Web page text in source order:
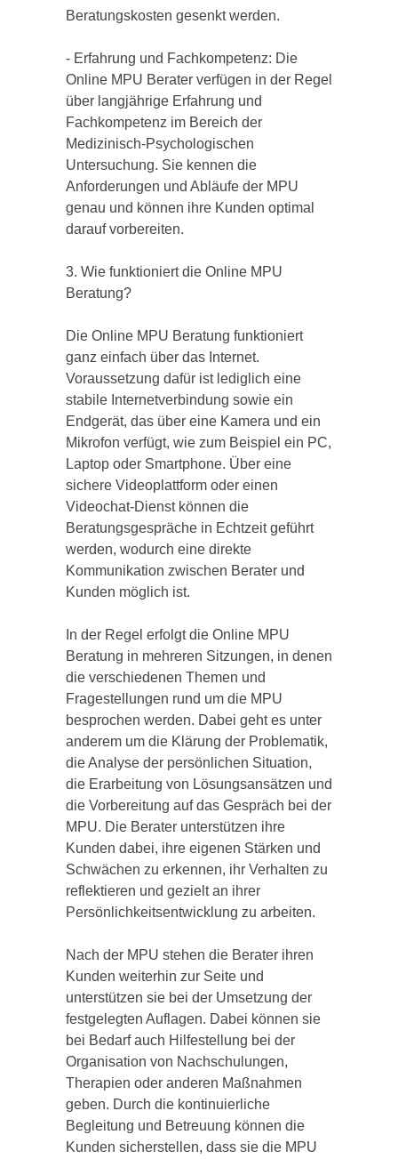
Beratungskosten gesenkt werden.
- Erfahrung und Fachkompetenz: Die
Online MPU Berater verfügen in der Regel
über langjährige Erfahrung und
Fachkompetenz im Bereich der
Medizinisch-Psychologischen
Untersuchung. Sie kennen die
Anforderungen und Abläufe der MPU
genau und können ihre Kunden optimal
darauf vorbereiten.
3. Wie funktioniert die Online MPU
Beratung?
Die Online MPU Beratung funktioniert
ganz einfach über das Internet.
Voraussetzung dafür ist lediglich eine
stabile Internetverbindung sowie ein
Endgerät, das über eine Kamera und ein
Mikrofon verfügt, wie zum Beispiel ein PC,
Laptop oder Smartphone. Über eine
sichere Videoplattform oder einen
Videochat-Dienst können die
Beratungsgespräche in Echtzeit geführt
werden, wodurch eine direkte
Kommunikation zwischen Berater und
Kunden möglich ist.
In der Regel erfolgt die Online MPU
Beratung in mehreren Sitzungen, in denen
die verschiedenen Themen und
Fragestellungen rund um die MPU
besprochen werden. Dabei geht es unter
anderem um die Klärung der Problematik,
die Analyse der persönlichen Situation,
die Erarbeitung von Lösungsansätzen und
die Vorbereitung auf das Gespräch bei der
MPU. Die Berater unterstützen ihre
Kunden dabei, ihre eigenen Stärken und
Schwächen zu erkennen, ihr Verhalten zu
reflektieren und gezielt an ihrer
Persönlichkeitsentwicklung zu arbeiten.
Nach der MPU stehen die Berater ihren
Kunden weiterhin zur Seite und
unterstützen sie bei der Umsetzung der
festgelegten Auflagen. Dabei können sie
bei Bedarf auch Hilfestellung bei der
Organisation von Nachschulungen,
Therapien oder anderen Maßnahmen
geben. Durch die kontinuierliche
Begleitung und Betreuung können die
Kunden sicherstellen, dass sie die MPU